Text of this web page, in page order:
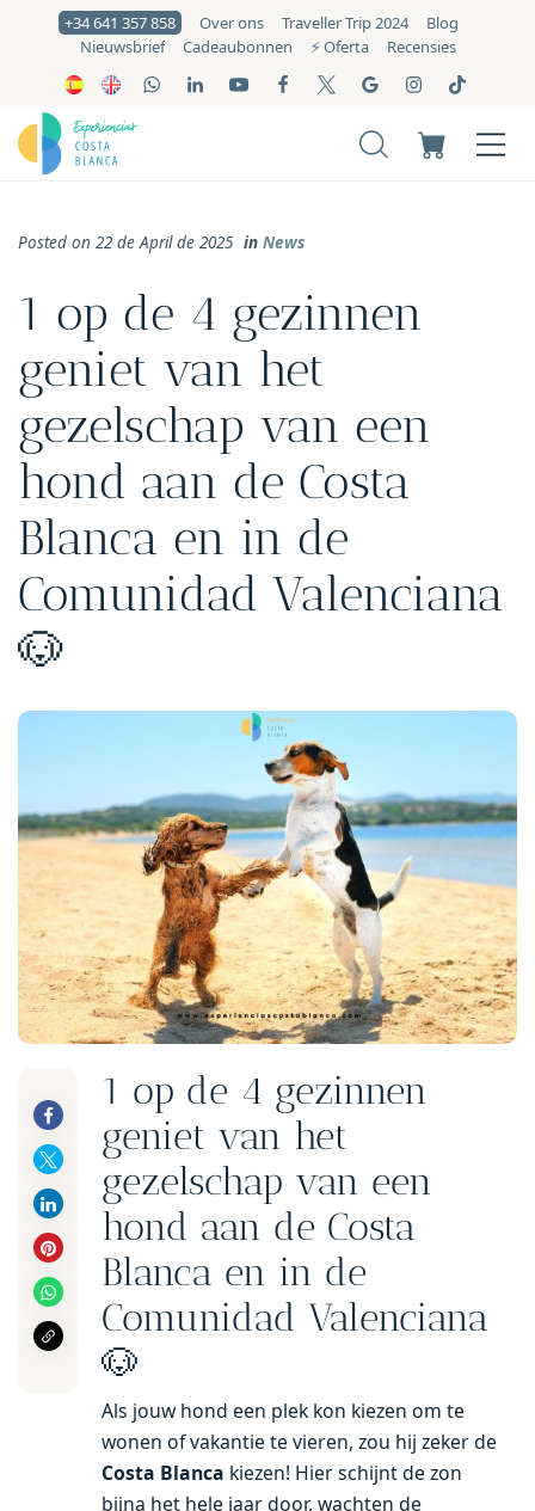
+34 641 357 858 Over ons Traveller Trip 2024
Blog
Nieuwsbrief
Cadeaubonnen ⚡️ Oferta Recensies
Posted on 22 de April de 2025 in News
1 op de 4 gezinnen
geniet van het
gezelschap van een
hond aan de Costa
Blanca en in de
Comunidad Valenciana
🐶
1 op de 4 gezinnen
geniet van het
gezelschap van een
hond aan de Costa
Blanca en in de
Comunidad Valenciana
🐶
Als jouw hond een plek kon kiezen om te
wonen of vakantie te vieren, zou hij zeker de
Costa Blanca kiezen! Hier schijnt de zon
bijna het hele jaar door, wachten de